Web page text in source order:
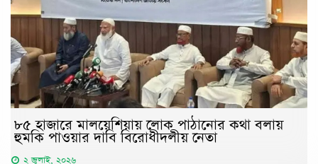
৮৫ হাজারে মালয়েশিয়ায় লোক পাঠানোর কথা বলায়
হুমকি পাওয়ার দাবি বিরোধীদলীয় নেতা
২ জুলাই, ২০২৬